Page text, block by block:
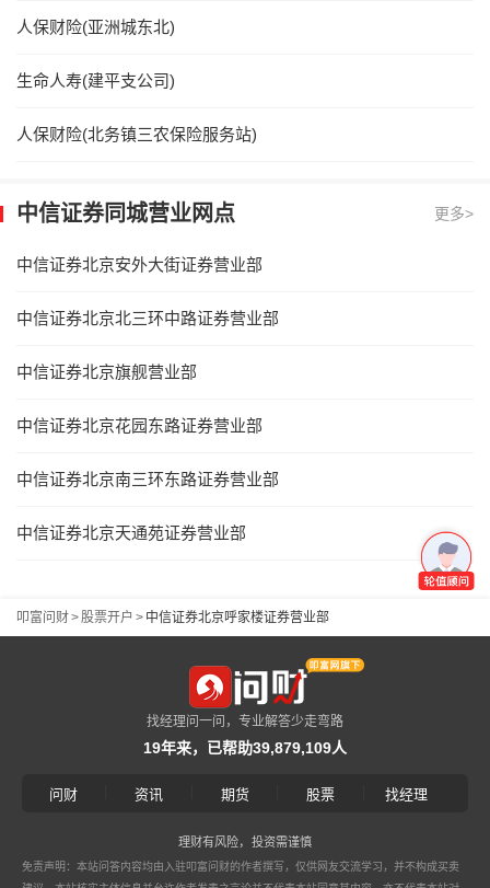
人保财险(亚洲城东北)
生命人寿(建平支公司)
人保财险(北务镇三农保险服务站)
中信证券同城营业网点 更多>
中信证券北京安外大街证券营业部
中信证券北京北三环中路证券营业部
中信证券北京旗舰营业部
中信证券北京花园东路证券营业部
中信证券北京南三环东路证券营业部
中信证券北京天通苑证券营业部
叩富问财> 股票开户 > 中信证券北京呼家楼证券营业部
找经理问一问，专业解答少走弯路
19年来，已帮助39,879,109人
问财 资讯 期货 股票 找经理
理财有风险，投资需谨慎
免责声明：本站问答内容均由入驻叩富问财的作者撰写，仅供网友交流学习，并不构成买卖